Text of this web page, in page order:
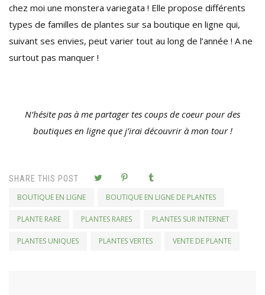
chez moi une monstera variegata ! Elle propose différents
types de familles de plantes sur sa boutique en ligne qui,
suivant ses envies, peut varier tout au long de l’année ! A ne
surtout pas manquer !
N’hésite pas à me partager tes coups de coeur pour des
boutiques en ligne que j’irai découvrir à mon tour !
SHARE THIS POST
BOUTIQUE EN LIGNE BOUTIQUE EN LIGNE DE PLANTES
PLANTE RARE PLANTES RARES PLANTES SUR INTERNET
PLANTES UNIQUES PLANTES VERTES VENTE DE PLANTE